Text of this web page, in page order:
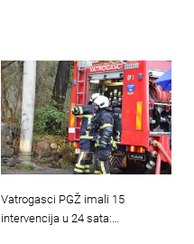
Vatrogasci PGŽ imali 15
intervencija u 24 sata:…